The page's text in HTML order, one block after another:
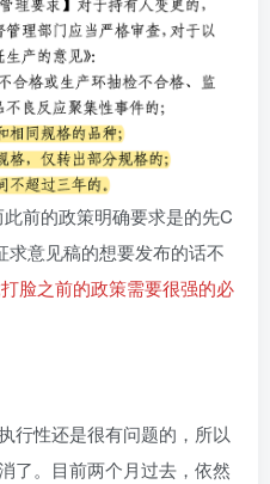
前的政策明确要求是的先C
求意见稿的想要发布的话不
脸之前的政策需要很强的必
行性还是很有问题的，所以
了。目前两个月过去，依然